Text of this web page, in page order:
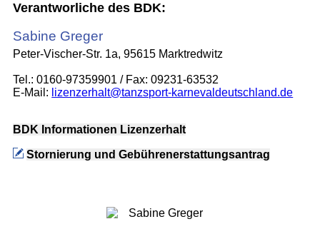
Verantworliche des BDK:
Sabine Greger
Peter-Vischer-Str. 1a, 95615 Marktredwitz
Tel.: 0160-97359901 / Fax: 09231-63532
E-Mail: lizenzerhalt@tanzsport-karnevaldeutschland.de
BDK Informationen Lizenzerhalt
Stornierung und Gebührenerstattungsantrag